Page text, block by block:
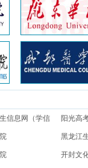
信息网（学信 阳光高
黑龙江
开封文